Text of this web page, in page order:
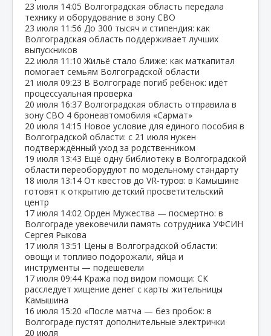
23 июля 14:05 Волгоградская область передала
технику и оборудование в зону СВО
23 июля 11:56 До 300 тысяч и стипендия: как
Волгоградская область поддерживает лучших
выпускников
22 июля 11:10 Жильё стало ближе: как маткапитал
помогает семьям Волгоградской области
21 июля 09:23 В Волгограде погиб ребёнок: идёт
процессуальная проверка
20 июля 16:37 Волгоградская область отправила в
зону СВО 4 бронеавтомобиля «Сармат»
20 июля 14:15 Новое условие для единого пособия в
Волгоградской области: с 21 июля нужен
подтверждённый уход за родственником
19 июля 13:43 Ещё одну библиотеку в Волгоградской
области переоборудуют по модельному стандарту
18 июля 13:14 От квестов до VR‑туров: в Камышине
готовят к открытию детский просветительский
центр
17 июля 14:02 Орден Мужества — посмертно: в
Волгограде увековечили память сотрудника УФСИН
Сергея Рыкова
17 июля 13:51 Цены в Волгоградской области:
овощи и топливо подорожали, яйца и
инструменты — подешевели
17 июля 09:44 Кража под видом помощи: СК
расследует хищение денег с карты жительницы
Камышина
16 июля 15:20 «После матча — без пробок: в
Волгограде пустят дополнительные электрички
20 июля